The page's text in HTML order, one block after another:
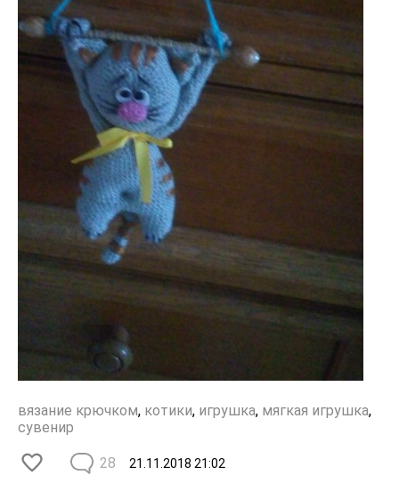
вязание крючком, котики, игрушка, мягкая игрушка,
сувенир
21.11.2018 21:02
28